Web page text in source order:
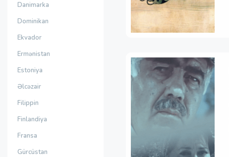
Danimarka
Dominikan
Ekvador
Ermənistan
Estoniya
Əlcəzair
Filippin
Finlandiya
Fransa
Gürcüstan